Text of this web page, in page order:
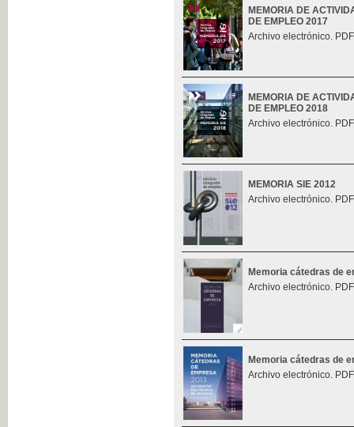
MEMORIA DE
DE EMPLEO 2017
Archivo electrónico.
MEMORIA DE
DE EMPLEO 2018
Archivo electrónico.
MEMORIA SIE 2012
Archivo electrónico.
Memoria cátedras de
Archivo electrónico.
Memoria cátedras de
Archivo electrónico.